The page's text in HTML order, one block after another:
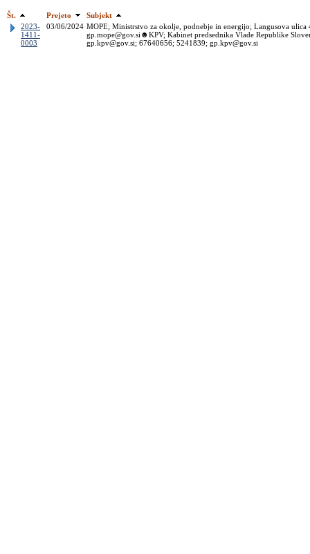
Št. Prejeto
Subjekt
2023-
1411-
0003
03/06/2024 MOPE; Ministrstvo za okolje, podnebje in energijo; Langusova
gp.mope@gov.si☻KPV; Kabinet predsednika Vlade Republike
gp.kpv@gov.si; 67640656; 5241839; gp.kpv@gov.si